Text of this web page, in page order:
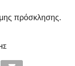
πρόσκλησης.